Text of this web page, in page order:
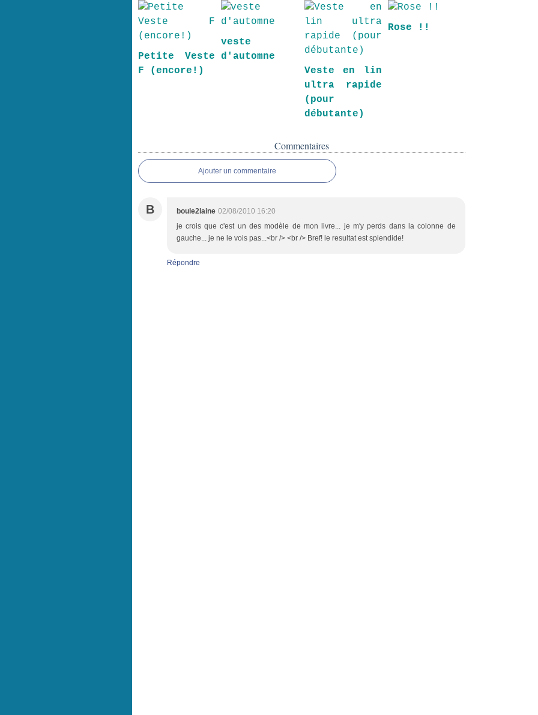
Petite Veste
F (encore!)
veste
d'automne
Veste en lin
ultra rapide
(pour
débutante)
Rose !!
Commentaires
Ajouter un commentaire
B boule2laine 02/08/2010 16:20
je crois que c'est un des modèle de mon livre... je m'y perds dans la colonne de
gauche... je ne le vois pas...<br /> <br /> Bref! le resultat est splendide!
Répondre